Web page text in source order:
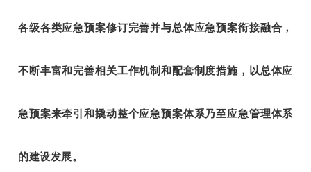
各级各类应急预案修订完善并与总体应急预案衔接融合，
不断丰富和完善相关工作机制和配套制度措施，以总体应
急预案来牵引和撬动整个应急预案体系乃至应急管理体系
的建设发展。